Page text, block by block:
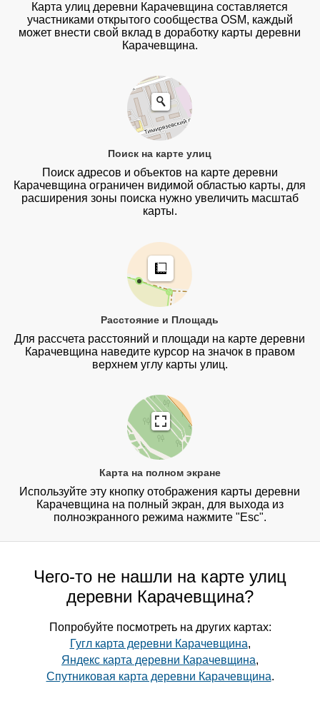
Карта улиц деревни Карачевщина составляется
участниками открытого сообщества OSM, каждый
может внести свой вклад в доработку карты деревни
Карачевщина.
Поиск на карте улиц
Поиск адресов и объектов на карте деревни
Карачевщина ограничен видимой областью карты, для
расширения зоны поиска нужно увеличить масштаб
карты.
Расстояние и Площадь
Для рассчета расстояний и площади на карте деревни
Карачевщина наведите курсор на значок в правом
верхнем углу карты улиц.
Карта на полном экране
Используйте эту кнопку отображения карты деревни
Карачевщина на полный экран, для выхода из
полноэкранного режима нажмите "Esc".
Чего-то не нашли на карте улиц
деревни Карачевщина?
Попробуйте посмотреть на других картах:
Гугл карта деревни Карачевщина,
Яндекс карта деревни Карачевщина,
Спутниковая карта деревни Карачевщина.